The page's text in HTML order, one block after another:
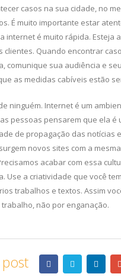
casos na sua cidade, no
É muito importante estar
internet é muito rápida. Esteja
clientes. Quando encontrar
comunique sua audiência e
as medidas cabíveis estão
ninguém. Internet é um
pessoas pensarem que ela é
de propagação das notícias
novos sites com a
acabar com essa
Use a criatividade que você
trabalhos e textos. Assim
não por enganação.